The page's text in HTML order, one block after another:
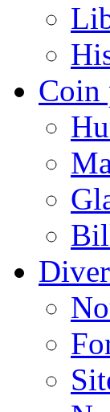
Coin